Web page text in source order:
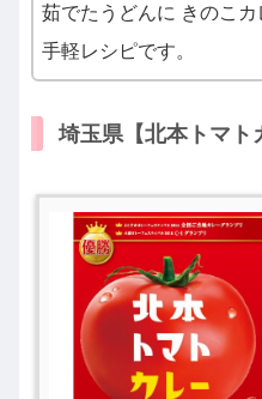
茹でたうどんに きのこ
手軽レシピです。
埼玉県【北本トマト